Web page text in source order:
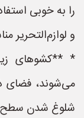
را به خوبی
و لوازم‌التحریر
* **کشوهای
می‌شوند، فضای
شلوغ شدن سطح